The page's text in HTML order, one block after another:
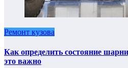
Ремонт кузова
Как определить состояние
это важно